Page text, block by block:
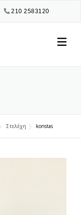
210 2583120
Στελέχη konstas